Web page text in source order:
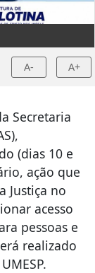
A- A+
Secretaria
(dias 10 e
ação que
Justiça no
acesso
pessoas e
realizado